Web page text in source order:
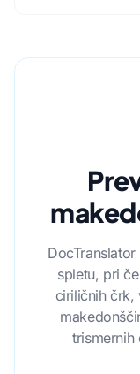
spletu, pri
ciriličnih črk,
trismernih